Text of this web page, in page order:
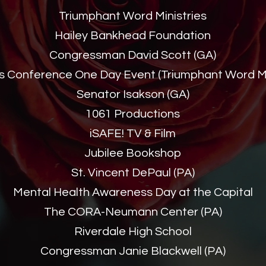
Triumphant Word Ministries
Hailey Bankhead Foundation
Congressman David Scott (GA)
Conference One Day Event (Triumphant Word
Senator Isakson (GA)
1061 Productions
iSAFE! TV & Film
Jubilee Bookshop
St. Vincent DePaul (PA)
Mental Health Awareness Day at the Capital
The CORA-Neumann Center (PA)
Riverdale High School
Congressman Janie Blackwell (PA)